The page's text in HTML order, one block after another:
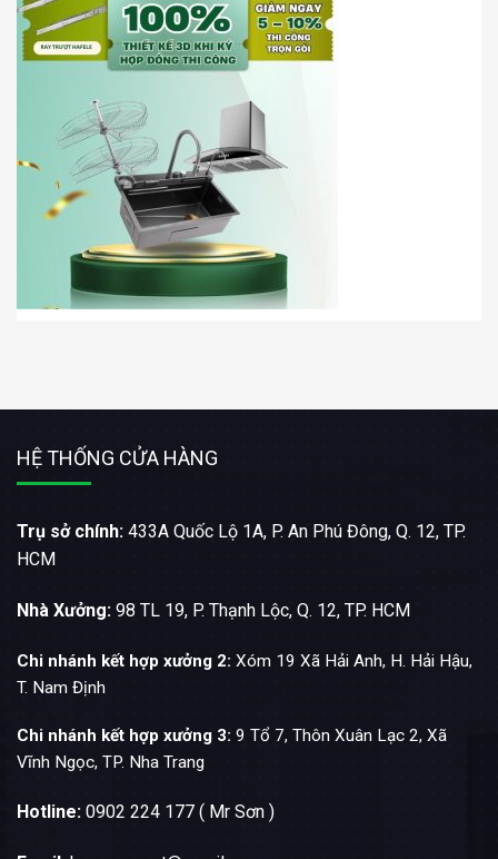
HỆ THỐNG CỬA HÀNG
Trụ sở chính: 433A Quốc Lộ 1A, P. An Phú Đông, Q. 12, TP.
HCM
Nhà Xưởng: 98 TL 19, P. Thạnh Lộc, Q. 12, TP. HCM
Chi nhánh kết hợp xưởng 2: Xóm 19 Xã Hải Anh, H. Hải Hậu,
T. Nam Định
Chi nhánh kết hợp xưởng 3: 9 Tổ 7, Thôn Xuân Lạc 2, Xã
Vĩnh Ngọc, TP. Nha Trang
Hotline: 0902 224 177 ( Mr Sơn )